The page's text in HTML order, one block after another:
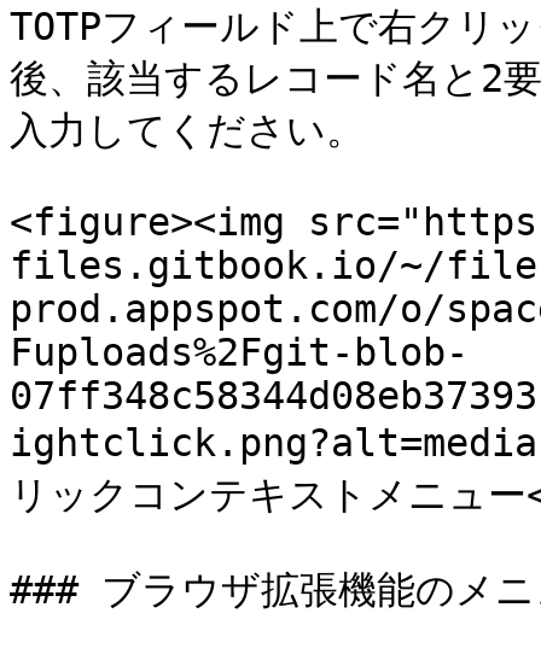
TOTPフィールド上で右クリ
後、該当するレコード名と2
入力してください。
<figure><img
files.gitbook.io/~/
prod.appspot.com/o/
Fuploads%2Fgit-blob-
リックコンテキストメニ
### ブラウザ拡張機能のメ